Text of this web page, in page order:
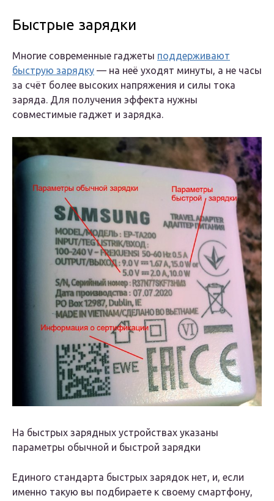
Быстрые зарядки
Многие современные гаджеты поддерживают
быструю зарядку — на неё уходят минуты, а не часы
за счёт более высоких напряжения и силы тока
заряда. Для получения эффекта нужны
совместимые гаджет и зарядка.
На быстрых зарядных устройствах указаны
параметры обычной и быстрой зарядки
Единого стандарта быстрых зарядок нет, и, если
именно такую вы подбираете к своему смартфону,